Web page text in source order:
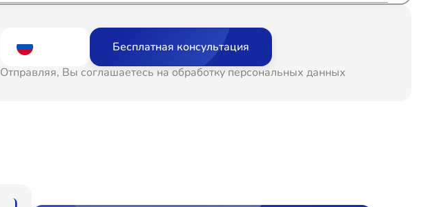
от 60 минут от 1500₽
Бесплатная консультация
Отправляя, Вы соглашаетесь на обработку персональных данных